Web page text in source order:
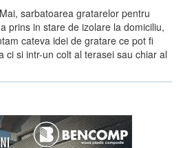
sarbatoarea gratarelor pentru
prins in stare de izolare la domiciliu,
cateva idei de gratare ce pot fi
ci si intr-un colt al terasei sau chiar al